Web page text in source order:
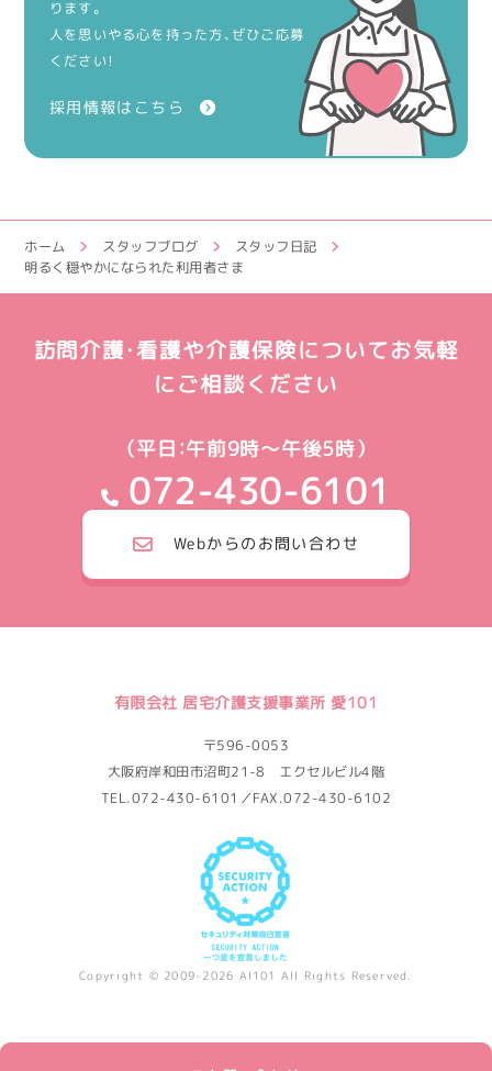
ります。
人を思いやる心を持った方、ぜひご応募
ください！
採用情報はこちら
ホーム スタッフブログ
スタッフ日記
明るく穏やかになられた利用者さま
訪問介護・看護や介護保険についてお気軽
にご相談ください
（平日：午前9時～午後5時）
072-430-6101
Webからのお問い合わせ
有限会社 居宅介護支援事業所 愛101
〒596-0053
大阪府岸和田市沼町21-8 エクセルビル4階
TEL.072-430-6101／FAX.072-430-6102
Copyright © 2009-2026 AI101 All Rights Reserved.